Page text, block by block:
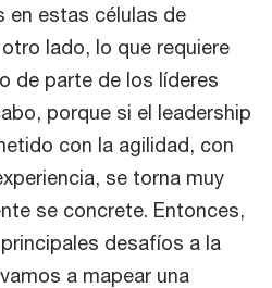
en estas células de
lado, lo que requiere
de parte de los líderes
porque si el leadership
con la agilidad, con
se torna muy
se concrete. Entonces,
desafíos a la
a mapear una